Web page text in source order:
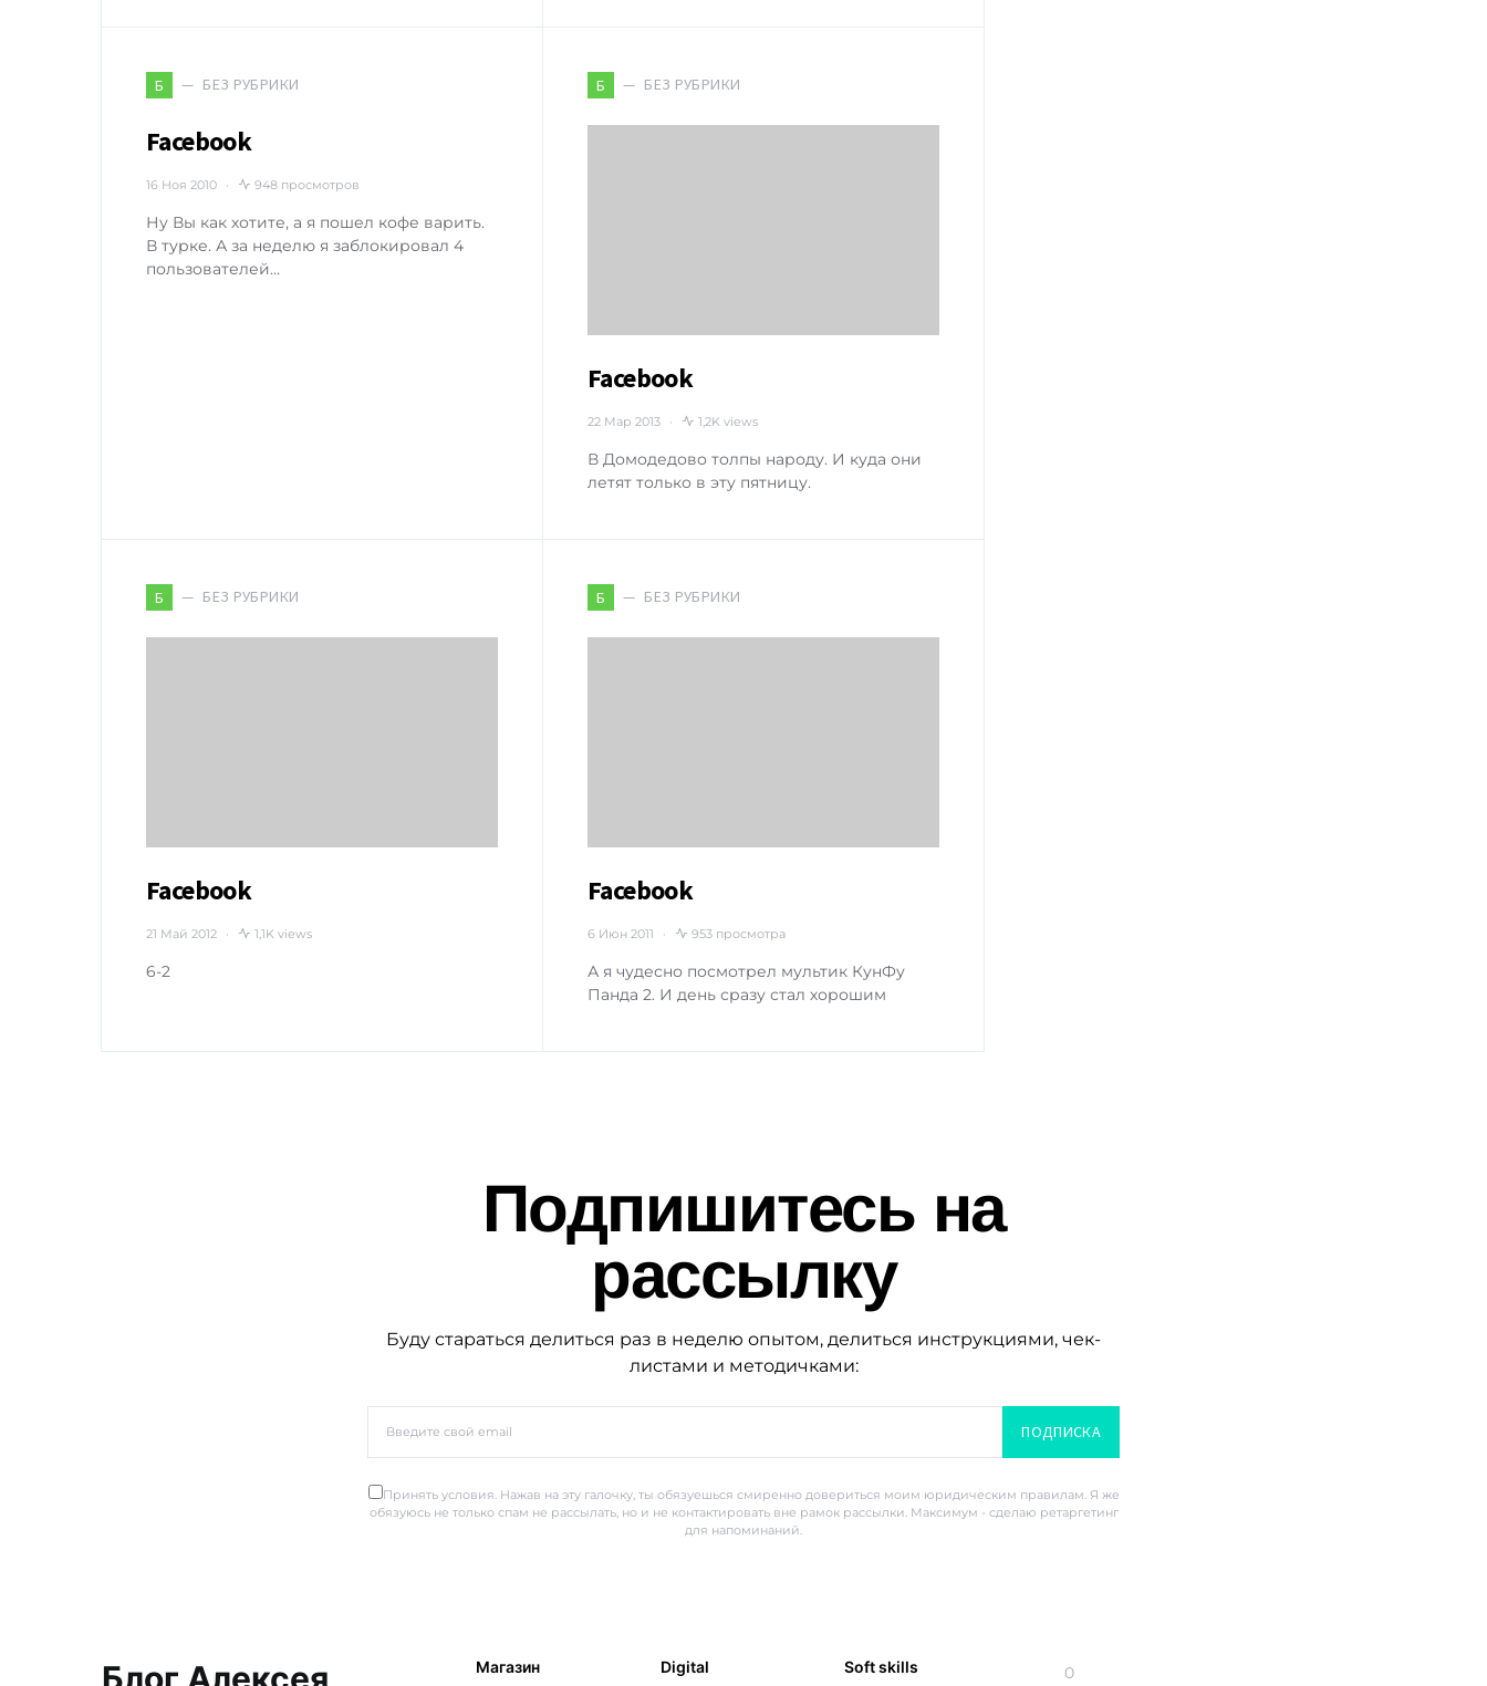
Б БЕЗ РУБРИКИ
Facebook
16 Ноя 2010 948 просмотров
Ну Вы как хотите, а я пошел кофе варить.
В турке. А за неделю я заблокировал 4
пользователей…
Б БЕЗ РУБРИКИ
Facebook
22 Мар 2013 1,2K views
В Домодедово толпы народу. И куда они
летят только в эту пятницу.
Б БЕЗ РУБРИКИ
Facebook
21 Май 2012 1,1K views
6-2
Б БЕЗ РУБРИКИ
Facebook
6 Июн 2011 953 просмотра
А я чудесно посмотрел мультик КунФу
Панда 2. И день сразу стал хорошим
Подпишитесь на
рассылку
Буду стараться делиться раз в неделю опытом, делиться инструкциями, чек-
листами и методичками:
ПОДПИСКА
Принять условия. Нажав на эту галочку, ты обязуешься смиренно довериться моим юридическим правилам. Я же
обязуюсь не только спам не рассылать, но и не контактировать вне рамок рассылки. Максимум - сделаю ретаргетинг
для напоминаний.
Блог Алексея 0
Магазин Digital Soft skills